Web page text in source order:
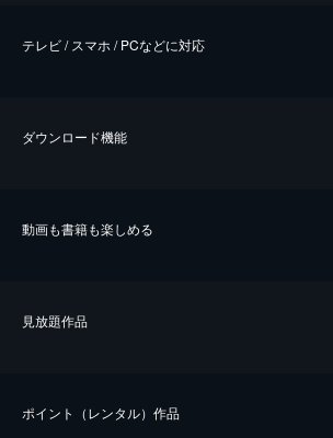
テレビ / スマホ / PCなどに対応
ダウンロード機能
動画も書籍も楽しめる
⾒放題作品
ポイント（レンタル）作品